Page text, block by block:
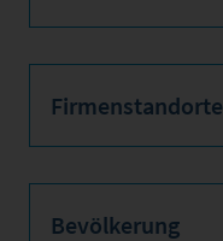
Firmenstandorte
Bevölkerung